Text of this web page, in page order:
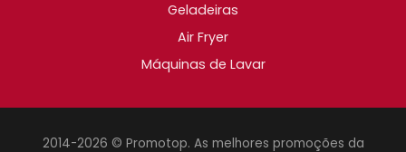
Geladeiras
Air Fryer
Máquinas de Lavar
2014-2026 © Promotop. As melhores promoções da